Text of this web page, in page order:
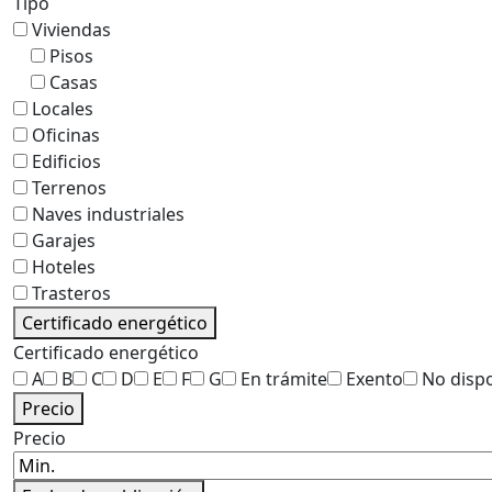
Viviendas
Pisos
Casas
Locales
Oficinas
Edificios
Terrenos
Naves industriales
Garajes
Hoteles
Trasteros
Certificado energético
Certificado energético
A
B C D E F G En trámite Exento
No
Precio
Precio